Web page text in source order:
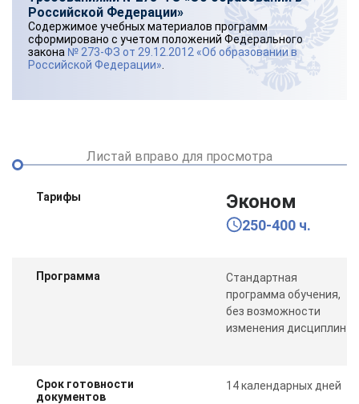
Российской Федерации»
Содержимое учебных материалов программ
сформировано с учетом положений Федерального
закона № 273-ФЗ от 29.12.2012 «Об образовании в
Российской Федерации»
Листай вправо для просмотра
Тарифы Эконом
250-400 ч.
Программа
Стандартная
программа обучения,
без возможности
изменения дисциплин
Срок готовности
документов
14 календарных дней